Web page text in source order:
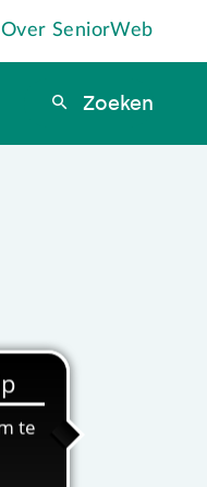
Over SeniorWeb
Zoeken
Zoeken